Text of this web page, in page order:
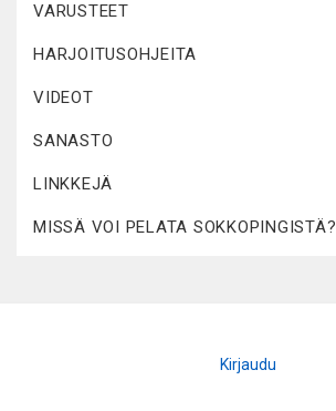
VARUSTEET
HARJOITUSOHJEITA
VIDEOT
SANASTO
LINKKEJÄ
MISSÄ VOI PELATA SOKKOPINGISTÄ?
Kirjaudu